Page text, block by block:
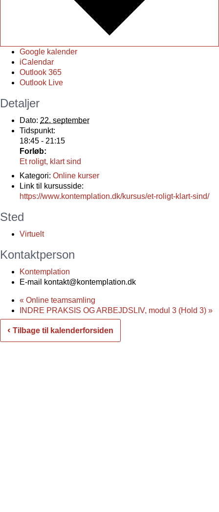
Google kalender
iCalendar
Outlook 365
Outlook Live
Detaljer
Dato: 22. september
Tidspunkt:
18:45 - 21:15
Forløb:
Et roligt, klart sind
Kategori: Online kurser
Link til kursusside:
https://www.kontemplation.dk/kursus/et-roligt-klart-sind/
Sted
Virtuelt
Kontaktperson
Kontemplation
E-mail
kontakt@kontemplation.dk
« Online teamsamling
INDRE PRAKSIS OG ARBEJDSLIV, modul 3 (Hold 3) »
‹ Tilbage til kalenderforsiden